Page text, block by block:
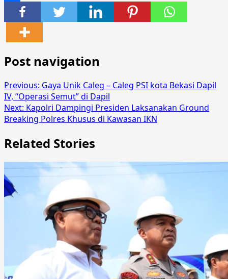
Share
Post navigation
Previous: Gaya Unik Caleg – Caleg PSI kota Bekasi Dapil
IV, “Operasi Semut” di Dapil
Next: Kapolri Dampingi Presiden Laksanakan Ground
Breaking Polres Khusus di Kawasan IKN
Related Stories